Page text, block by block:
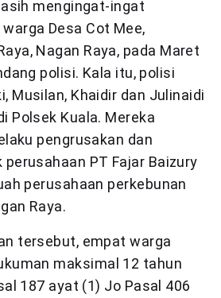
mengingat-ingat
Desa Cot Mee,
Nagan Raya, pada Maret
polisi. Kala itu, polisi
Musilan, Khaidir dan Julinaidi
Polsek Kuala. Mereka
pengrusakan dan
PT Fajar Baizury
perusahaan perkebunan
Raya.
tersebut, empat warga
maksimal 12 tahun
187 ayat (1) Jo Pasal 406